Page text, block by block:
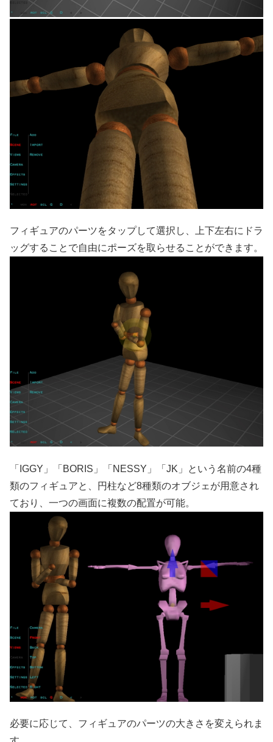
フィギュアのパーツをタップして選択し、上下左右にドラ
ッグすることで自由にポーズを取らせることができます。
「IGGY」「BORIS」「NESSY」「JK」という名前の4種
類のフィギュアと、円柱など8種類のオブジェが用意され
ており、一つの画面に複数の配置が可能。
必要に応じて、フィギュアのパーツの大きさを変えられま